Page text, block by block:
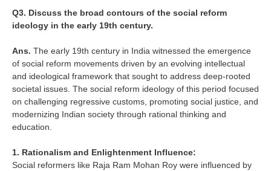
Q3. Discuss the broad contours of the social reform
ideology in the early 19th century.
Ans. The early 19th century in India witnessed the emergence
of social reform movements driven by an evolving intellectual
and ideological framework that sought to address deep-rooted
societal issues. The social reform ideology of this period focused
on challenging regressive customs, promoting social justice, and
modernizing Indian society through rational thinking and
education.
1. Rationalism and Enlightenment Influence:
Social reformers like Raja Ram Mohan Roy were influenced by